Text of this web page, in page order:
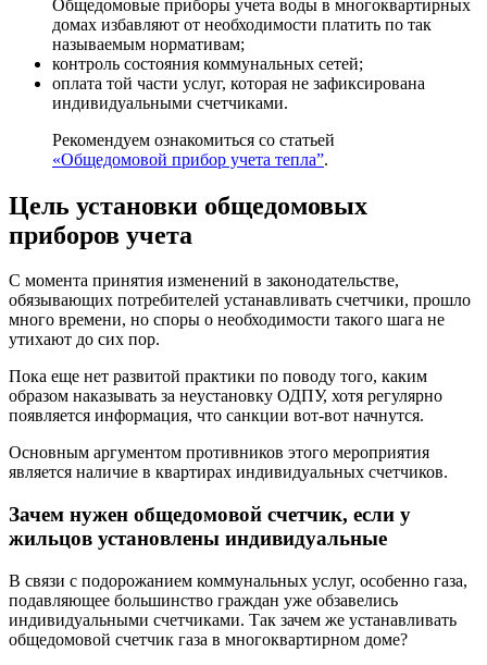
Общедомовые приборы учета воды в многоквартирных
домах избавляют от необходимости платить по так
называемым нормативам;
контроль состояния коммунальных сетей;
оплата той части услуг, которая не зафиксирована
индивидуальными счетчиками.
Рекомендуем ознакомиться со статьей
«Общедомовой прибор учета тепла”.
Цель установки общедомовых
приборов учета
С момента принятия изменений в законодательстве,
обязывающих потребителей устанавливать счетчики, прошло
много времени, но споры о необходимости такого шага не
утихают до сих пор.
Пока еще нет развитой практики по поводу того, каким
образом наказывать за неустановку ОДПУ, хотя регулярно
появляется информация, что санкции вот-вот начнутся.
Основным аргументом противников этого мероприятия
является наличие в квартирах индивидуальных счетчиков.
Зачем нужен общедомовой счетчик, если у
жильцов установлены индивидуальные
В связи с подорожанием коммунальных услуг, особенно газа,
подавляющее большинство граждан уже обзавелись
индивидуальными счетчиками. Так зачем же устанавливать
общедомовой счетчик газа в многоквартирном доме?